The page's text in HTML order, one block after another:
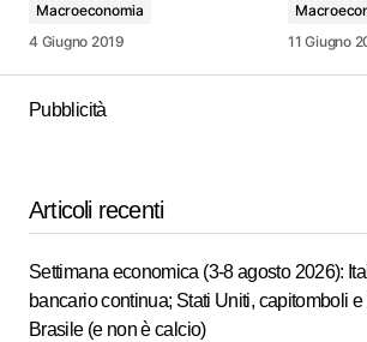
Macroeconomia
4 Giugno 2019
11 Giugno
Pubblicità
Articoli recenti
Settimana economica (3-8 agosto 2026):
bancario continua; Stati Uniti, capitomboli
Brasile (e non è calcio)